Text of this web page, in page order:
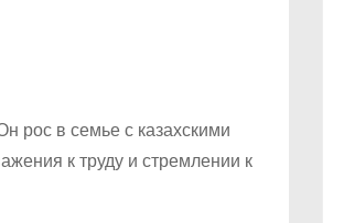
рос в семье с казахскими
к труду и стремлении к